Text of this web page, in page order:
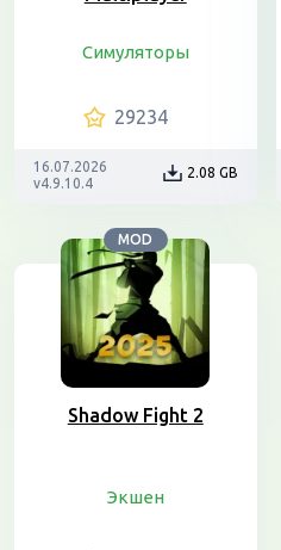
Симуляторы
29234
16.07.2026
v4.9.10.4
2.08 GB
MOD
Shadow Fight 2
Экшен